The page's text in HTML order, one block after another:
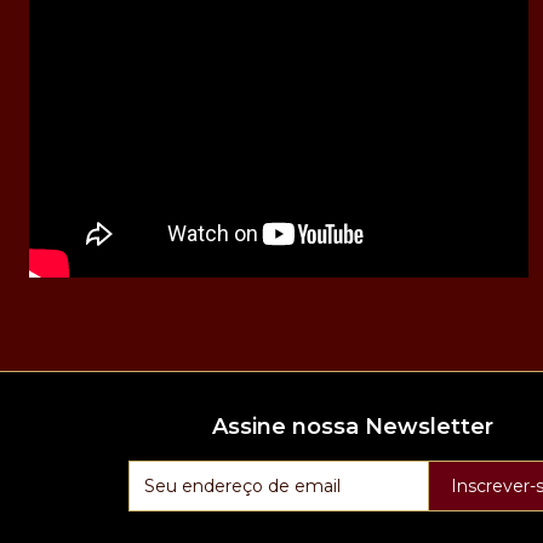
Assine nossa Newsletter
Inscrever-